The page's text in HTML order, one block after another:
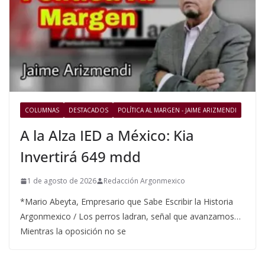
COLUMNAS DESTACADOS POLÍTICA AL MARGEN - JAIME ARIZMENDI
A la Alza IED a México: Kia
Invertirá 649 mdd
1 de agosto de 2026 Redacción Argonmexico
*Mario Abeyta, Empresario que Sabe Escribir la Historia
Argonmexico / Los perros ladran, señal que avanzamos…
Mientras la oposición no se